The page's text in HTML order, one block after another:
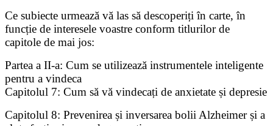
Ce subiecte urmează vă las să descoperiți în carte, în
funcție de interesele voastre conform titlurilor de
capitole de mai jos:
Partea a II-a: Cum se utilizează instrumentele inteligente
pentru a vindeca
Capitolul 7: Cum să vă vindecați de anxietate și depresie
Capitolul 8: Prevenirea și inversarea bolii Alzheimer și a